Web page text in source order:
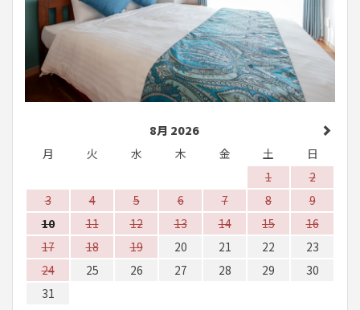
8月 2026
月
火 水 木 金 土
日
1
2
3
4 5 6 7 8
9
10
11 12 13 14 15
16
17
18 19 20 21 22
23
24
25 26 27 28 29
30
31